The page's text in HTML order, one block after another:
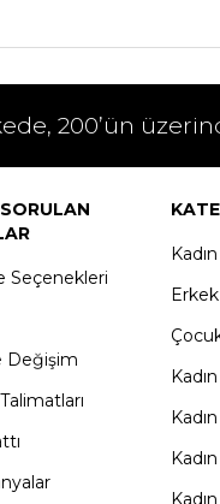
200’ün
Seçenekleri
Değişim
Kadın
Erkek